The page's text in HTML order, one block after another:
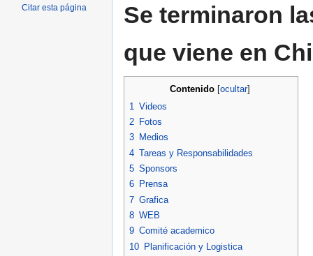
Se terminaron
que viene en
Contenido[ocultar]
1 Videos
2 Fotos
3 Medios
4 Tareas y Responsabilidades
5 Sponsors
6 Prensa
7 Grafica
8 WEB
9 Comité academico
10 Planificación y Logistica
Citar esta página